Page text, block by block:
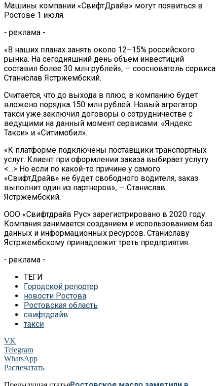
Машины компании «СвифтДрайв» могут появиться в
Ростове 1 июля.
- реклама -
«В наших планах занять около 12–15% российского
рынка. На сегодняшний день объем инвестиций
составил более 30 млн рублей», — сооснователь сервиса
Станислав Ястржембский.
Считается, что до выхода в плюс, в компанию будет
вложено порядка 150 млн рублей. Новый агрегатор
такси уже заключил договоры о сотрудничестве с
ведущими на данный момент сервисами: «Яндекс
Такси» и «Ситимобил».
«К платформе подключены поставщики транспортных
услуг. Клиент при оформлении заказа выбирает услугу
<…> Но если по какой-то причине у самого
«СвифтДрайв» не будет свободного водителя, заказ
выполнит один из партнеров», — Станислав
Ястржембский.
ООО «Свифтдрайв Рус» зарегистрировано в 2020 году.
Компания занимается созданием и использованием баз
данных и информационных ресурсов. Станиславу
Ястржембскому принадлежит треть предприятия.
- реклама -
ТЕГИ
Городской репортер
новости Ростова
Ростовская область
свифтдрайв
такси
VK
Telegram
WhatsApp
Распечатать